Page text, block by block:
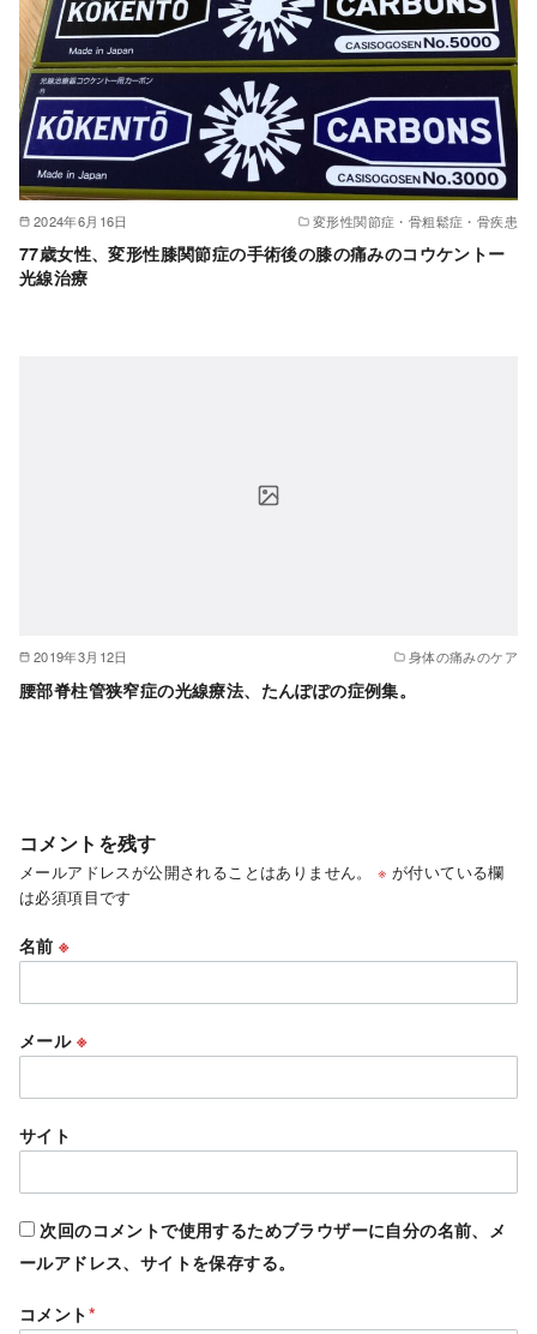
2024年6月16日 変形性関節症・骨粗鬆症・骨疾患
77歳女性、変形性膝関節症の手術後の膝の痛みのコウケントー
光線治療
2019年3月12日 身体の痛みのケア
腰部脊柱管狭窄症の光線療法、たんぽぽの症例集。
コメントを残す
メールアドレスが公開されることはありません。 ※ が付いている欄
は必須項目です
名前※
メール ※
サイト
次回のコメントで使用するためブラウザーに自分の名前、メ
ールアドレス、サイトを保存する。
コメント*